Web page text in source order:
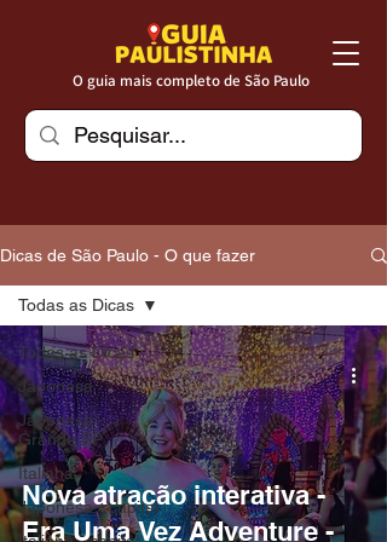
O guia mais completo de São Paulo
Dicas de São Paulo - O que fazer
Todas as Dicas
Japonesa
Japonesa -
Grande SP
Italiana
Japonesa - capital
Todas as Dicas
Nova atração interativa -
Era Uma Vez Adventure -